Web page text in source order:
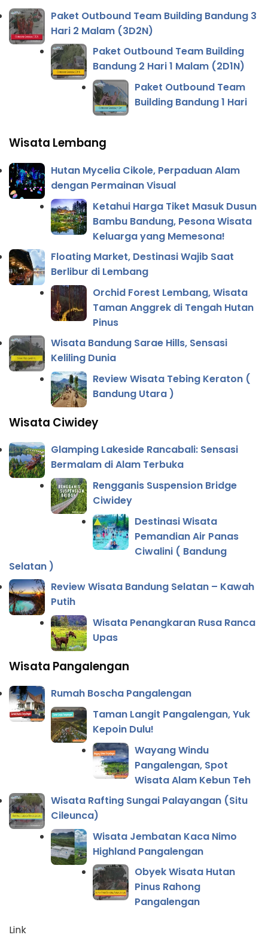
Paket Outbound Team Building Bandung 3
Hari 2 Malam (3D2N)
Paket Outbound Team Building
Bandung 2 Hari 1 Malam (2D1N)
Paket Outbound Team
Building Bandung 1 Hari
Wisata Lembang
Hutan Mycelia Cikole, Perpaduan Alam
dengan Permainan Visual
Ketahui Harga Tiket Masuk Dusun
Bambu Bandung, Pesona Wisata
Keluarga yang Memesona!
Floating Market, Destinasi Wajib Saat
Berlibur di Lembang
Orchid Forest Lembang, Wisata
Taman Anggrek di Tengah Hutan
Pinus
Wisata Bandung Sarae Hills, Sensasi
Keliling Dunia
Review Wisata Tebing Keraton (
Bandung Utara )
Wisata Ciwidey
Glamping Lakeside Rancabali: Sensasi
Bermalam di Alam Terbuka
Rengganis Suspension Bridge
Ciwidey
Destinasi Wisata
Pemandian Air Panas
Ciwalini ( Bandung
Selatan )
Review Wisata Bandung Selatan – Kawah
Putih
Wisata Penangkaran Rusa Ranca
Upas
Wisata Pangalengan
Rumah Boscha Pangalengan
Taman Langit Pangalengan, Yuk
Kepoin Dulu!
Wayang Windu
Pangalengan, Spot
Wisata Alam Kebun Teh
Wisata Rafting Sungai Palayangan (Situ
Cileunca)
Wisata Jembatan Kaca Nimo
Highland Pangalengan
Obyek Wisata Hutan
Pinus Rahong
Pangalengan
Link